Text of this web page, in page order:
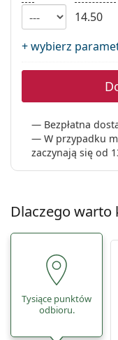
Precision
14.50
+ wybierz
Bezpłatna
W przypadku
zaczynają się od
Dlaczego warto
Tysiące punktów
odbioru.